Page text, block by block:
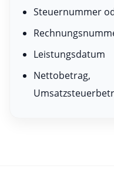
Steuernummer
Leistungsdatum